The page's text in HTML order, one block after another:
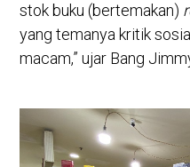
stok buku (bertemakan)
yang temanya kritik
macam,” ujar Bang